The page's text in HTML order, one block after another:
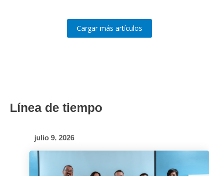
Cargar más artículos
Línea de tiempo
julio 9, 2026